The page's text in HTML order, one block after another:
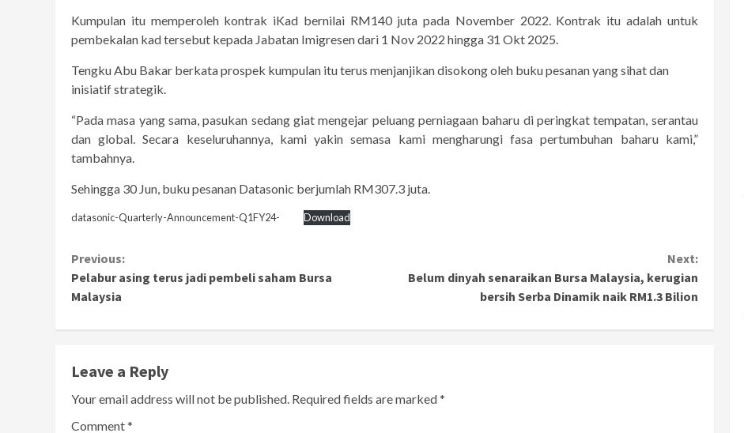
Kumpulan itu memperoleh kontrak iKad bernilai RM140 juta pada November 2022. Kontrak itu adalah untuk
pembekalan kad tersebut kepada Jabatan Imigresen dari 1 Nov 2022 hingga 31 Okt 2025.
Tengku Abu Bakar berkata prospek kumpulan itu terus menjanjikan disokong oleh buku pesanan yang sihat dan
inisiatif strategik.
“Pada masa yang sama, pasukan sedang giat mengejar peluang perniagaan baharu di peringkat tempatan, serantau
dan global. Secara keseluruhannya, kami yakin semasa kami mengharungi fasa pertumbuhan baharu kami,”
tambahnya.
Sehingga 30 Jun, buku pesanan Datasonic berjumlah RM307.3 juta.
datasonic-Quarterly-Announcement-Q1FY24- Download
Continue
Reading
Previous:
Pelabur asing terus jadi pembeli saham Bursa
Malaysia
Next:
Belum dinyah senaraikan Bursa Malaysia, kerugian
bersih Serba Dinamik naik RM1.3 Bilion
Leave a Reply
Your email address will not be published. Required fields are marked*
Comment*